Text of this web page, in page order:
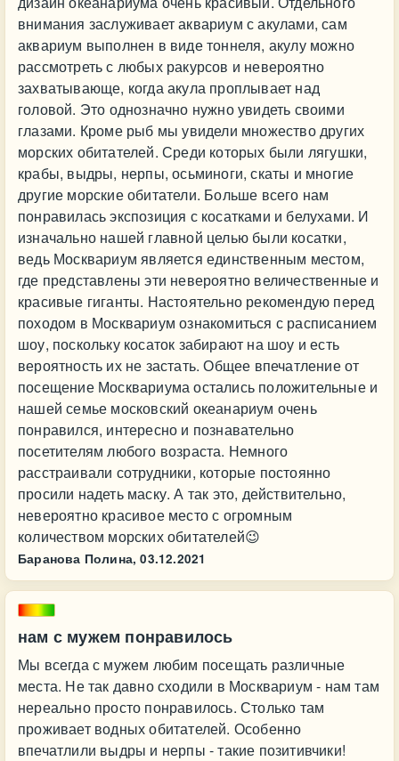
внимания заслуживает аквариум с акулами, сам
аквариум выполнен в виде тоннеля, акулу можно
рассмотреть с любых ракурсов и невероятно
захватывающе, когда акула проплывает над
головой. Это однозначно нужно увидеть своими
глазами. Кроме рыб мы увидели множество других
морских обитателей. Среди которых были лягушки,
крабы, выдры, нерпы, осьминоги, скаты и многие
другие морские обитатели. Больше всего нам
понравилась экспозиция с косатками и белухами. И
изначально нашей главной целью были косатки,
ведь Москвариум является единственным местом,
где представлены эти невероятно величественные и
красивые гиганты. Настоятельно рекомендую перед
походом в Москвариум ознакомиться с расписанием
шоу, поскольку косаток забирают на шоу и есть
вероятность их не застать. Общее впечатление от
посещение Москвариума остались положительные и
нашей семье московский океанариум очень
понравился, интересно и познавательно
посетителям любого возраста. Немного
расстраивали сотрудники, которые постоянно
просили надеть маску. А так это, действительно,
невероятно красивое место с огромным
количеством морских обитателей😉
Баранова Полина, 03.12.2021
нам с мужем понравилось
Мы всегда с мужем любим посещать различные
места. Не так давно сходили в Москвариум - нам там
нереально просто понравилось. Столько там
проживает водных обитателей. Особенно
впечатлили выдры и нерпы - такие позитивчики!